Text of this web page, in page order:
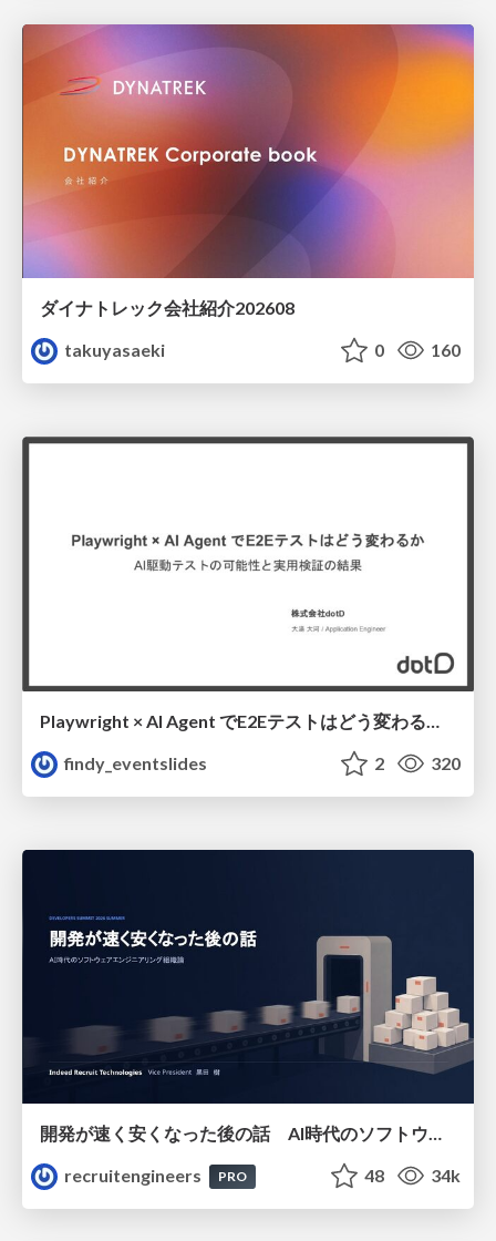
ダイナトレック会社紹介202608
takuyasaeki
0 160
findy_eventslides
2 320
開発が速く安くなった後の話 AI時代のソフトウェアエンジニアリング組織論 #devsumi
recruitengineers
PRO 48 34k